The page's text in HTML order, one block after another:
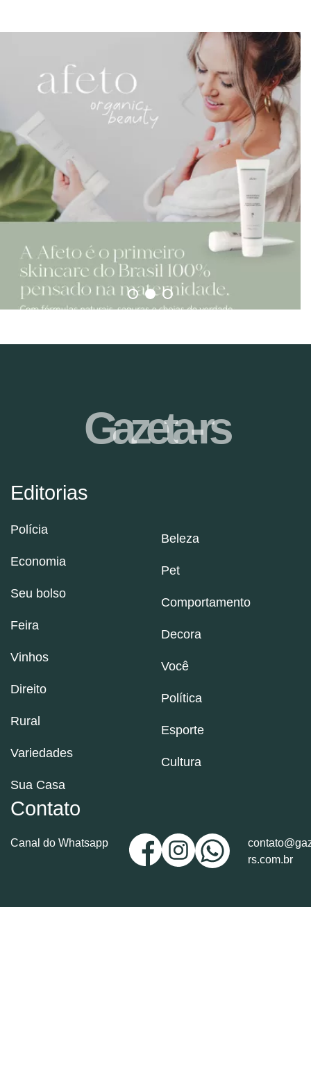
Editorias
Polícia
Economia
Seu bolso
Feira
Vinhos
Direito
Rural
Variedades
Sua Casa
Beleza
Pet
Comportamento
Decora
Você
Política
Esporte
Cultura
Contato
Canal do Whatsapp
rs.com.br
Gazeta-rs